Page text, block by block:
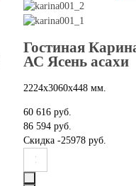
Гостиная
АС Ясень асахи
2224х3060х448 мм.
60 616 руб.
86 594 руб.
Скидка -25978 руб.